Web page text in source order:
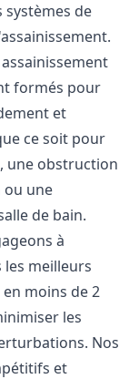
de
formés pour
et
ce soit pour
une obstruction
ou une
de bain.
à
meilleurs
moins de 2
les
Nos
et